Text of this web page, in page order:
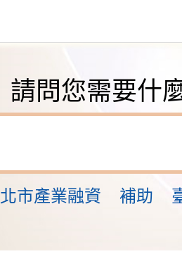
請問您需要什
北市產業融資 補助